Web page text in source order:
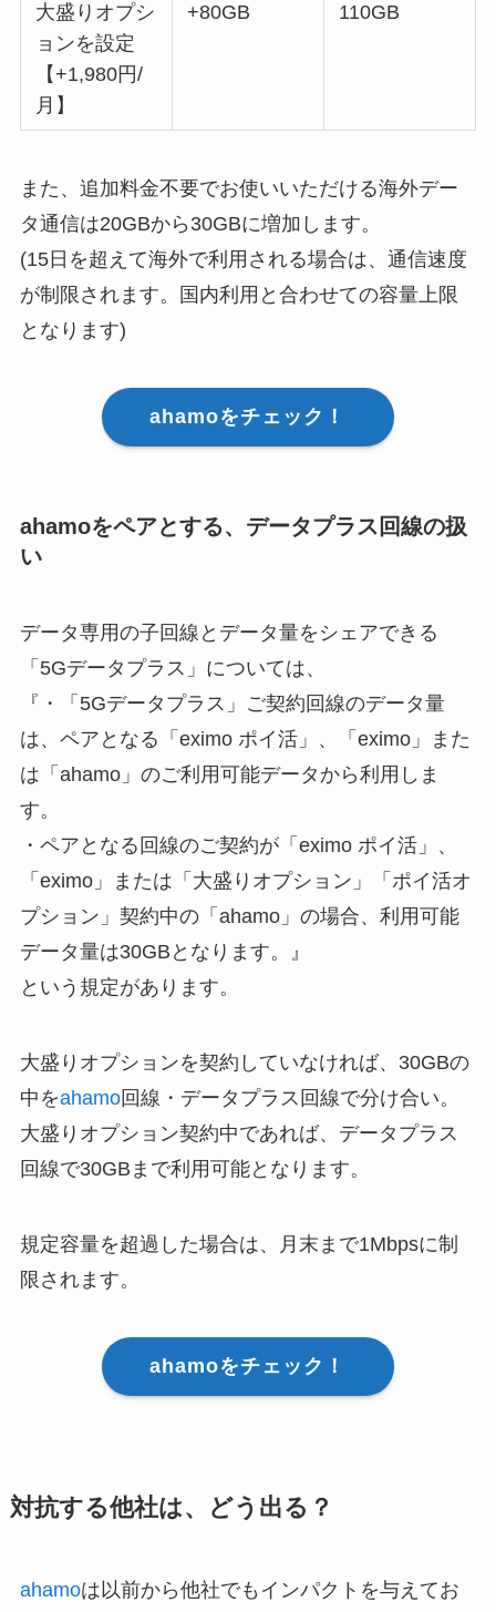
大盛りオプシ
ョンを設定
【+1,980円/
月】
+80GB 110GB
また、追加料金不要でお使いいただける海外デー
タ通信は20GBから30GBに増加します。
(15日を超えて海外で利用される場合は、通信速度
が制限されます。国内利用と合わせての容量上限
となります)
ahamoをチェック！
ahamoをペアとする、データプラス回線の扱
い
データ専用の子回線とデータ量をシェアできる
「5Gデータプラス」については、
『・「5Gデータプラス」ご契約回線のデータ量
は、ペアとなる「eximo ポイ活」、「eximo」また
は「ahamo」のご利用可能データから利用しま
す。
・ペアとなる回線のご契約が「eximo ポイ活」、
「eximo」または「大盛りオプション」「ポイ活オ
プション」契約中の「ahamo」の場合、利用可能
データ量は30GBとなります。』
という規定があります。
大盛りオプションを契約していなければ、30GBの
中をahamo回線・データプラス回線で分け合い。
大盛りオプション契約中であれば、データプラス
回線で30GBまで利用可能となります。
規定容量を超過した場合は、月末まで1Mbpsに制
限されます。
ahamoをチェック！
対抗する他社は、どう出る？
ahamoは以前から他社でもインパクトを与えてお